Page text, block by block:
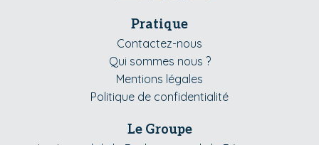
Pratique
Contactez-nous
Qui sommes nous ?
Mentions légales
Politique de confidentialité
Le Groupe